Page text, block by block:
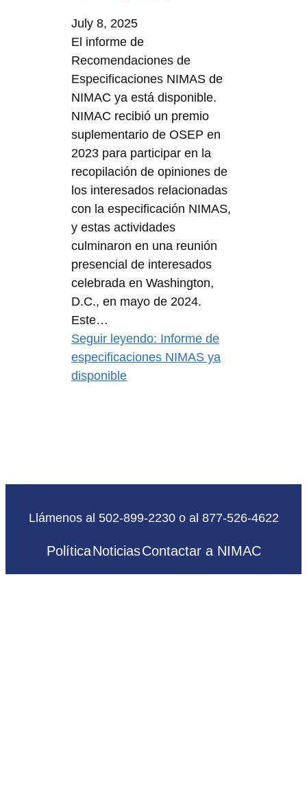
July 8, 2025
El informe de
Recomendaciones de
Especificaciones NIMAS de
NIMAC ya está disponible.
NIMAC recibió un premio
suplementario de OSEP en
2023 para participar en la
recopilación de opiniones de
los interesados relacionadas
con la especificación NIMAS,
y estas actividades
culminaron en una reunión
presencial de interesados
celebrada en Washington,
D.C., en mayo de 2024.
Este…
Seguir leyendo: Informe de
especificaciones NIMAS ya
disponible
Llámenos al 502-899-2230 o al 877-526-4622
PolíticaNoticiasContactar a NIMAC